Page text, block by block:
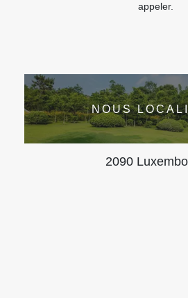
appeler.
NOUS
2090